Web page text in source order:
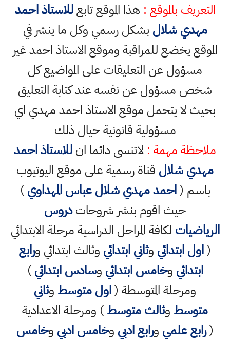
التعريف بالموقع : هذا الموقع تابعللاستاذ احمد
مهدي شلال بشكل رسمي وكل ما ينشر في
الموقع يخضع للمراقبة وموقع الاستاذ احمد غير
مسؤول عن التعليقات على المواضيع كل
شخص مسؤول عن نفسه عند كتابة التعليق
بحيث لا يتحمل موقع الاستاذ احمد مهدي اي
مسؤولية قانونية حيال ذلك
ملاحظة مهمة : لاتنسى دائما انللاستاذ احمد
مهدي شلال قناة رسمية على موقع اليوتيوب
باسم (احمد مهدي شلال عباس المهداوي)
حيث اقوم بنشر شروحاتدروس
الرياضيات لكافة المراحل الدراسية مرحلة الابتدائي
(اول ابتدائي وثاني ابتدائي وثالث ابتدائي ورابع
ابتدائي وخامس ابتدائي وسادس ابتدائي)
ومرحلة المتوسطة (اول متوسط وثاني
متوسط وثالث متوسط) ومرحلة الاعدادية
(رابع علمي ورابع ادبي وخامس ادبي وخامس